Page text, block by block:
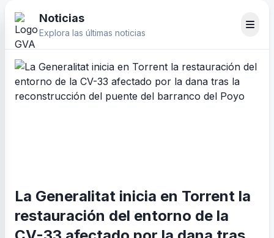
Noticias
Explora las últimas noticias
La Generalitat inicia en Torrent la
restauración del entorno de la